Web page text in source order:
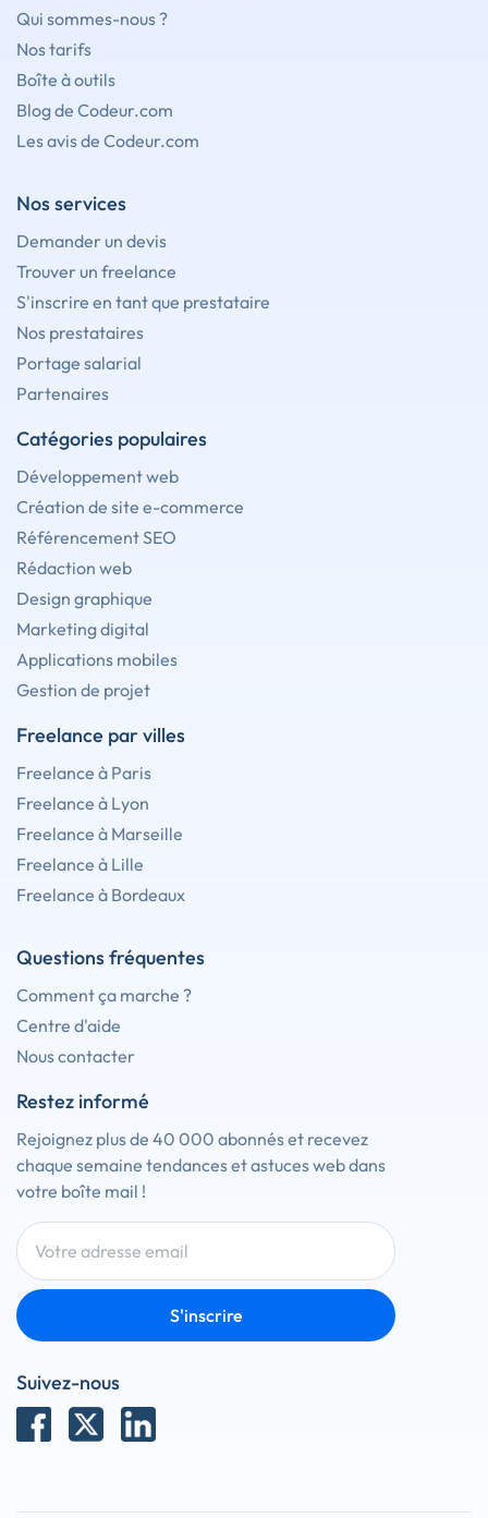
Qui sommes-nous ?
Nos tarifs
Boîte à outils
Blog de Codeur.com
Les avis de Codeur.com
Nos services
Demander un devis
Trouver un freelance
S'inscrire en tant que prestataire
Nos prestataires
Portage salarial
Partenaires
Catégories populaires
Développement web
Création de site e-commerce
Référencement SEO
Rédaction web
Design graphique
Marketing digital
Applications mobiles
Gestion de projet
Freelance par villes
Freelance à Paris
Freelance à Lyon
Freelance à Marseille
Freelance à Lille
Freelance à Bordeaux
Questions fréquentes
Comment ça marche ?
Centre d'aide
Nous contacter
Restez informé
Rejoignez plus de 40 000 abonnés et recevez
chaque semaine tendances et astuces web dans
votre boîte mail !
S'inscrire
Suivez-nous